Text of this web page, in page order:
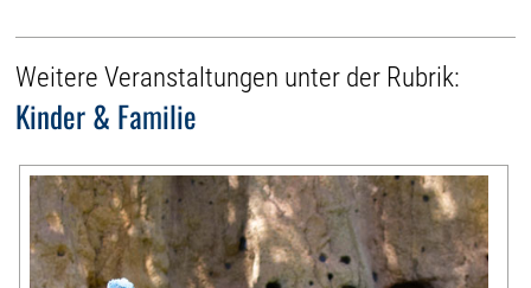
Weitere Veranstaltungen unter der Rubrik:
Kinder & Familie